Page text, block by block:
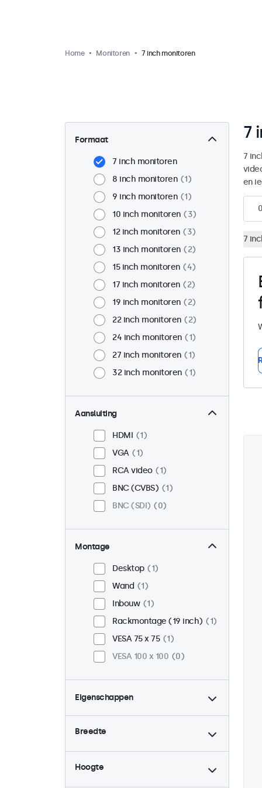
Home Monitoren 7 inch monitoren
Formaat
7 inch monitoren
8 inch monitoren
1
9 inch monitoren
1
10 inch monitoren
3
12 inch monitoren
3
13 inch monitoren
2
15 inch monitoren
4
17 inch monitoren
2
19 inch monitoren
2
22 inch monitoren
2
24 inch monitoren
1
27 inch monitoren
1
32 inch monitoren
1
Aansluiting
HDMI
1
VGA
1
RCA video
1
BNC (CVBS)
1
BNC (SDI)
0
Montage
Desktop
1
Wand
1
Inbouw
1
Rackmontage (19 inch)
1
VESA 75 x 75
1
VESA 100 x 100
0
Eigenschappen
4:3 / 5:4
0
Dimbaar
1
Continu gebruik (24/7)
1
Breedte
Hoogte
7
7
en
0
7